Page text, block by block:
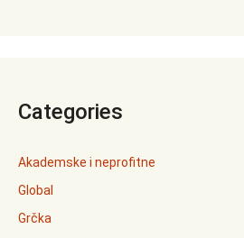
Categories
Akademske i neprofitne
Global
Grčka